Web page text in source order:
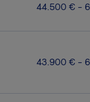
44.500 € -
43.900 € -